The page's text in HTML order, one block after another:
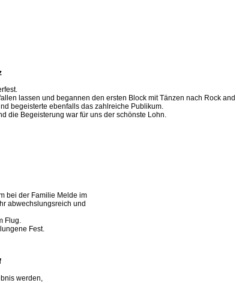
lassen und begannen den ersten Block mit Tänzen nach Rock
begeisterte ebenfalls das zahlreiche Publikum.
die Begeisterung war für uns der schönste Lohn.
bei der Familie Melde im
abwechslungsreich und
Flug.
Fest.
werden,